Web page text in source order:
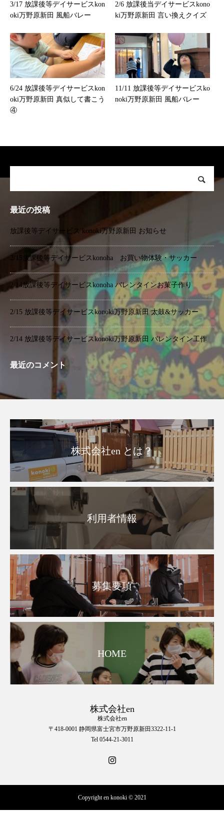
3/17 放課後等デイサービスkon
oki万野原新田 風船バレー
2/6 放課後当デイサービスkono
ki万野原新田 言い換えクイズ
6/24 放課後等デイサービスkon
oki万野原新田 真似して書こう
④
11/11 放課後等デイサービスko
noki万野原新田 風船バレー
最近の投稿
放課後等デイサービス konoki万野原新田 お知らせ
2/15放課後等デイサービスkonoha お買い物体験・サッカー
2/14放課後等デイサービスkonoha バレンタインお菓子作り
2/15 放課後等デイサービスkonoki万野原新田 太鼓&サッカー
2/14 放課後等デイサービスkonoki万野原新田 バレンタイン工作
最近のコメント
株式会社en とは？
利用者情報
募集要項
HOME
株式会社en
株式会社en
〒418-0001 静岡県富士宮市万野原新田3322-11-1
Tel 0544-21-3011
Copyright en konoki © 2021